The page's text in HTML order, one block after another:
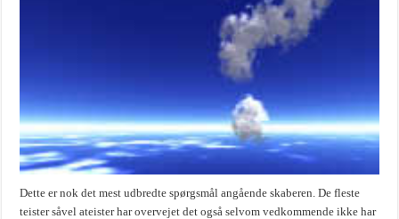
Dette er nok det mest udbredte spørgsmål angående skaberen. De fleste
teister såvel ateister har overvejet det også selvom vedkommende ikke har